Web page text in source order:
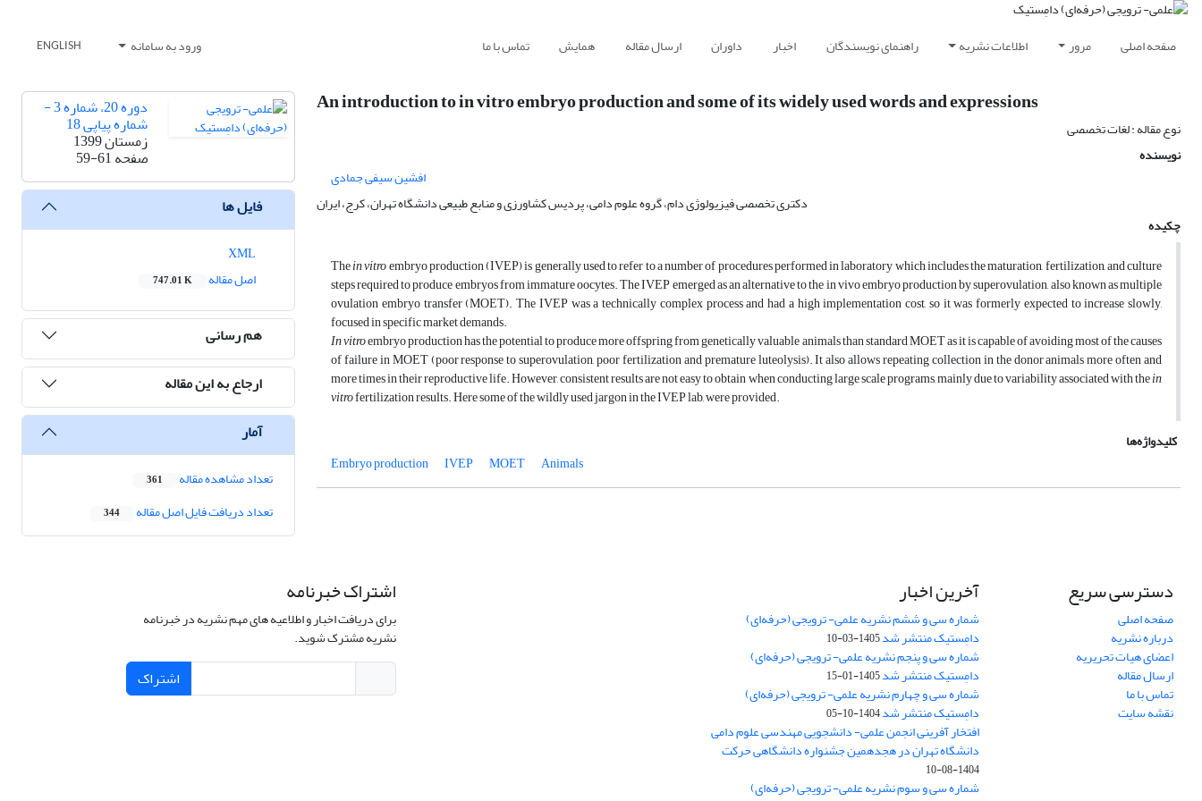
صفحه اصلی مرور اطلاعات نشریه راهنمای نویسندگان اخبار داوران ارسال مقاله همایش تماس با ما ورود به سامانه ENGLISH
An introduction to in vitro embryo production and some of its widely used words and expressions
نوع مقاله : لغات تخصصی
نویسنده
افشین سیفی جمادی
دکتری تخصصی فیزیولوژی دام، گروه علوم دامی، پردیس کشاورزی و منابع طبیعی دانشگاه تهران، کرج، ایران
چکیده
Thein vitroembryo production (IVEP) is generally used to refer to a number of procedures performed in laboratory which includes the maturation, fertilization, and culture
steps required to produce embryos from immature oocytes. The IVEP emerged as an alternative to the in vivo embryo production by superovulation, also known as multiple
ovulation embryo transfer (MOET). The IVEP was a technically complex process and had a high implementation cost, so it was formerly expected to increase slowly,
focused in specific market demands.
In vitroembryo production has the potential to produce more offspring from genetically valuable animals than standard MOET as it is capable of avoiding most of the causes
of failure in MOET (poor response to superovulation, poor fertilization and premature luteolysis). It also allows repeating collection in the donor animals more often and
more times in their reproductive life. However, consistent results are not easy to obtain when conducting large scale programs, mainly due to variability associated with thein
vitrofertilization results. Here some of the wildly used jargon in the IVEP lab, were provided.
کلیدواژه‌ها
Embryo production
IVEP MOET Animals
دوره 20، شماره 3 -
شماره پیاپی 18
زمستان 1399
صفحه59-61
فایل ها
اصل مقاله
747.01 K
هم رسانی
ارجاع به این مقاله
آمار
تعداد مشاهده مقاله 361
تعداد دریافت فایل اصل مقاله 344
دسترسی سریع
صفحه اصلی
درباره نشریه
اعضای هیات تحریریه
ارسال مقاله
تماس با ما
نقشه سایت
آخرین اخبار
شماره سی و ششم نشریه علمی- ترویجی (حرفه‌ای)
دامِستیک منتشر شد1405-03-10
شماره سی و پنجم نشریه علمی- ترویجی (حرفه‌ای)
دامِستیک منتشر شد1405-01-15
شماره سی و چهارم نشریه علمی- ترویجی (حرفه‌ای)
دامِستیک منتشر شد1404-10-05
افتخار آفرینی انجمن علمی- دانشجویی مهندسی علوم دامی
دانشگاه تهران در هجدهمین جشنواره دانشگاهی حرکت
1404-08-10
شماره سی و سوم نشریه علمی- ترویجی (حرفه‌ای)
اشتراک خبرنامه
برای دریافت اخبار و اطلاعیه های مهم نشریه در خبرنامه
نشریه مشترک شوید.
اشتراک